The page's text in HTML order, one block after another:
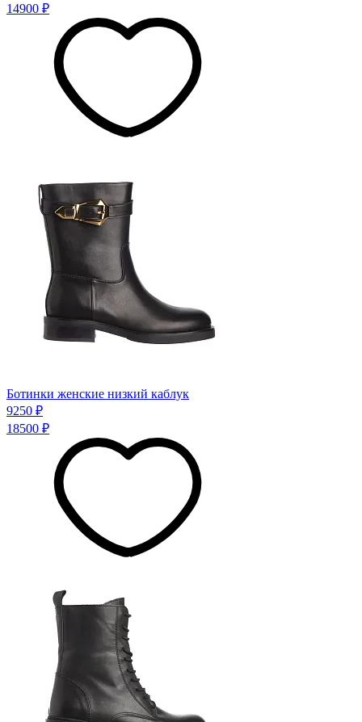
14900 ₽
Ботинки женские низкий каблук
9250 ₽
18500 ₽